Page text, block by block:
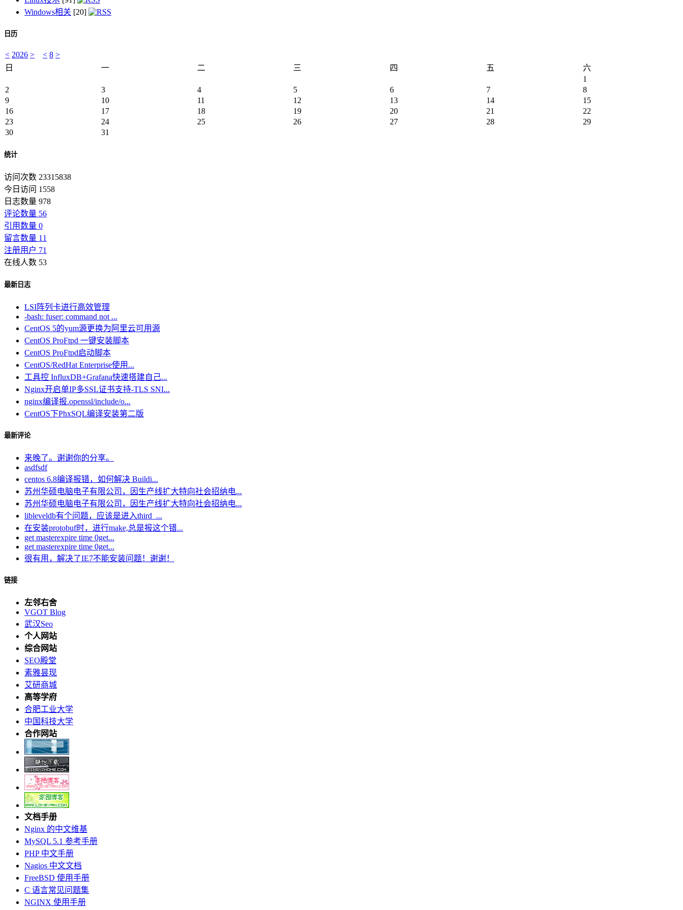
Windows相关 [20]
日历
< 2026 > < 8 >
日
一 二 三 四 五
六
1
2
3 4 5 6 7
8
9
10 11 12 13 14
15
16
17 18 19 20 21
22
23
24 25 26 27 28
29
30
31
统计
访问次数 23315838
今日访问 1558
日志数量 978
评论数量 56
引用数量 0
留言数量 11
注册用户 71
在线人数 53
最新日志
LSI阵列卡进行高效管理
-bash: fuser: command not ...
CentOS 5的yum源更换为阿里云可用源
CentOS ProFtpd 一键安装脚本
CentOS ProFtpd启动脚本
CentOS/RedHat Enterprise使用...
工具控 InfluxDB+Grafana快速搭建自己...
Nginx开启单IP多SSL证书支持-TLS SNI...
nginx编译报.openssl/include/o...
CentOS下PhxSQL编译安装第二版
最新评论
来晚了。谢谢你的分享。
asdfsdf
centos 6.8编译报错，如何解决 Buildi...
苏州华硕电脑电子有限公司，因生产线扩大特向社会招纳电...
苏州华硕电脑电子有限公司，因生产线扩大特向社会招纳电...
libleveldb有个问题，应该是进入third_...
在安装protobuf时，进行make,总是报这个错...
get masterexpire time 0get...
get masterexpire time 0get...
很有用，解决了IE7不能安装问题！谢谢！
链接
左邻右舍
VGOT Blog
武汉Seo
个人网站
综合网站
SEO殿堂
素雅昙现
艾研商城
高等学府
合肥工业大学
中国科技大学
合作网站
文档手册
Nginx 的中文维基
MySQL 5.1 参考手册
PHP 中文手册
Nagios 中文文档
FreeBSD 使用手册
C 语言常见问题集
NGINX 使用手册